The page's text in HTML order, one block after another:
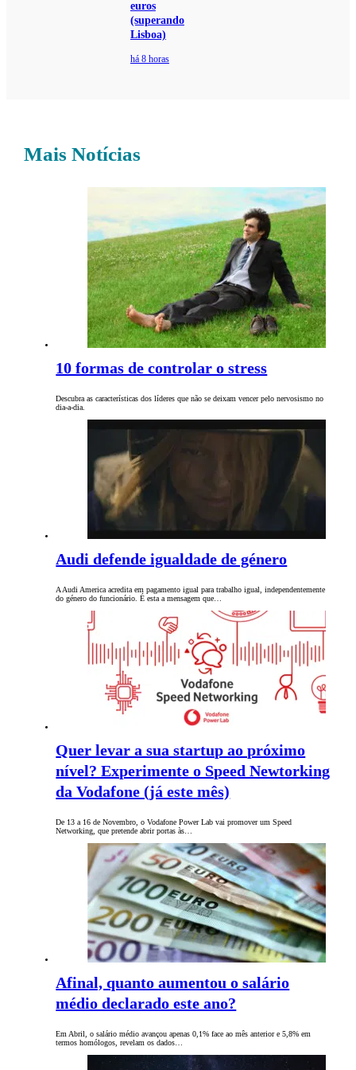
euros
(superando
Lisboa)
há 8 horas
Mais Notícias
10 formas de controlar o stress
Descubra as características dos líderes que não se deixam vencer pelo nervosismo no
dia-a-dia.
Audi defende igualdade de género
A Audi America acredita em pagamento igual para trabalho igual, independentemente
do género do funcionário. É esta a mensagem que…
Quer levar a sua startup ao próximo
nível? Experimente o Speed Newtorking
da Vodafone (já este mês)
De 13 a 16 de Novembro, o Vodafone Power Lab vai promover um Speed
Networking, que pretende abrir portas às…
Afinal, quanto aumentou o salário
médio declarado este ano?
Em Abril, o salário médio avançou apenas 0,1% face ao mês anterior e 5,8% em
termos homólogos, revelam os dados…